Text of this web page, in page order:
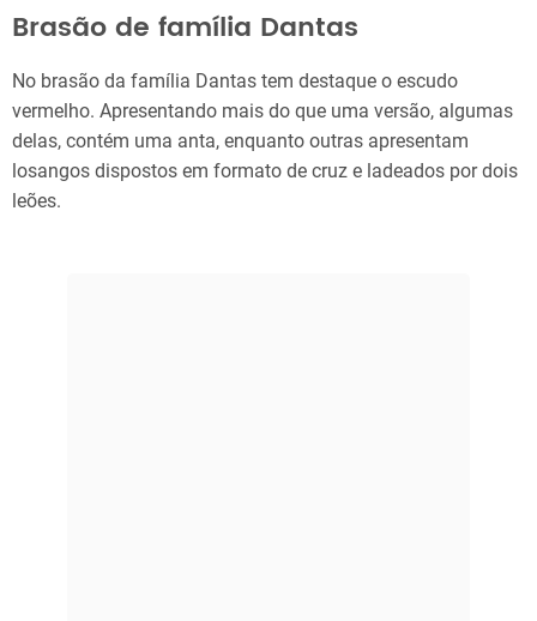
Brasão de família Dantas
No brasão da família Dantas tem destaque o escudo
vermelho. Apresentando mais do que uma versão, algumas
delas, contém uma anta, enquanto outras apresentam
losangos dispostos em formato de cruz e ladeados por dois
leões.